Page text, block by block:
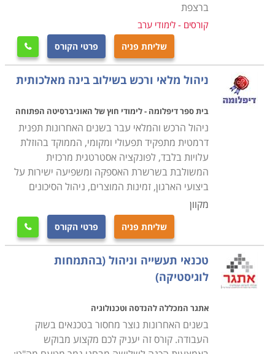
ברצפת
קורסים - לימודי ערב
שליחת פניה פרטי הקורס 
ניהול מלאי ורכש בשילוב בינה מאלכותית
בית ספר דיפלומה - לימודי חוץ של האוניברסיטה הפתוחה
ניהול הרכש והמלאי עבר בשנים האחרונות תפנית
דרמטית מתפקיד תפעולי ומקומי, הממוקד בהוזלת
עלויות בלבד, לפונקציה אסטרטגית מרכזית
המשולבת בשרשרת האספקה ומשפיעה ישירות על
ביצועי הארגון, זמינות המוצרים, ניהול הסיכונים
מקוון
שליחת פניה פרטי הקורס 
טכנאי תעשייה וניהול (בהתמחות
לוגיסטיקה)
אתגר המכללה להנדסה וטכנולוגיה
בשנים האחרונות נוצר מחסור בטכנאים בשוק
העבודה. קורס זה יעניק לכם מקצוע מבוקש